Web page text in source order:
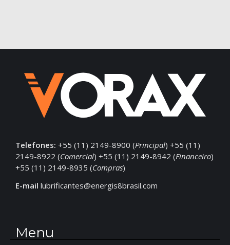
Telefones: +55 (11) 2149-8900 (Principal) +55 (11)
2149-8922 (Comercial) +55 (11) 2149-8942 (Financeiro)
+55 (11) 2149-8935 (Compras)
E-mail lubrificantes@energis8brasil.com
Menu